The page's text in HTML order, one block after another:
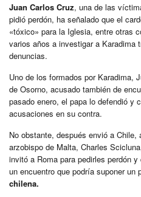
Juan Carlos Cruz, una de las
pidió perdón, ha señalado que el
«tóxico» para la Iglesia, entre otras
varios años a investigar a Karadima
denuncias.
Uno de los formados por Karadima,
de Osorno, acusado también de
pasado enero, el papa lo defendió y
acusaciones en su contra.
No obstante, después envió a
arzobispo de Malta, Charles
invitó a Roma para pedirles perdón
un encuentro que podría suponer un
chilena.